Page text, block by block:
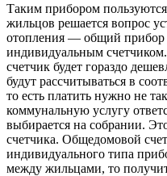
Таким прибором
жильцов решается вопрос
отопления — общий прибор
индивидуальным
счетчик будет гораздо
будут рассчитываться в
то есть платить нужно не
коммунальную услугу
выбирается на собрании.
счетчика. Общедомовой
индивидуального типа
между жильцами, то